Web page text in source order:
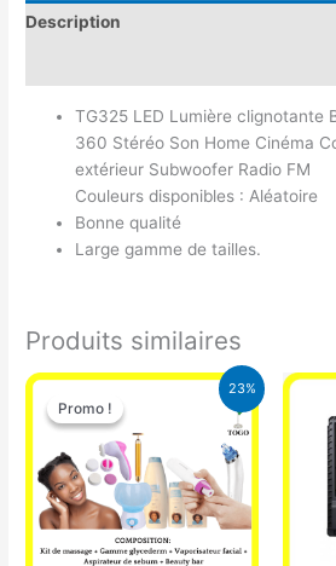
Description
TG325 LED Lumière clignotante
360 Stéréo Son Home Cinéma
extérieur Subwoofer Radio FM
Couleurs disponibles : Aléatoire
Bonne qualité
Large gamme de tailles.
Produits similaires
23%
Promo !
Promo !
Le
prix
initial
était :
65.000 CFA.
Le
prix
actuel
49.900 CFA.